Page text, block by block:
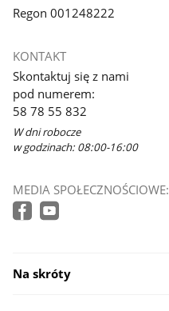
Regon 001248222
KONTAKT
Skontaktuj się z nami
pod numerem:
58 78 55 832
W dni robocze
w godzinach: 08:00-16:00
MEDIA SPOŁECZNOŚCIOWE:
Na skróty